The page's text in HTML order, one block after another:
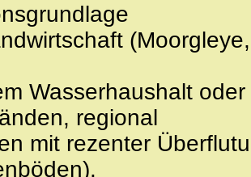
Wasserhaushalt
regional
mit rezenter